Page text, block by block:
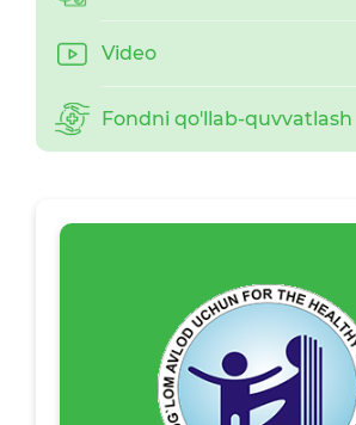
Video
Fondni qo'llab-quvvatlash